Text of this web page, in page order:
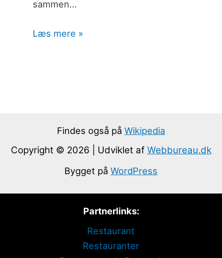
sammen…
Læs mere »
Findes også på Wikipedia
Copyright © 2026 | Udviklet af Webbureau.dk
Bygget på WordPress
Partnerlinks:
Restaurant
Restauranter